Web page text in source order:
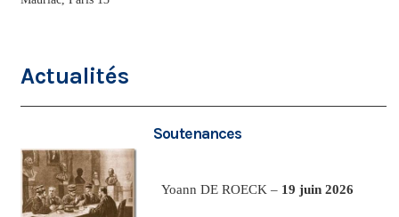
Actualités
Soutenances
Yoann DE ROECK – 19 juin 2026